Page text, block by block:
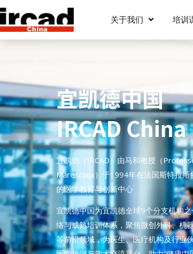
关于我们 培训
宜凯德中国
IRCAD China
宜凯德（IRCAD）由马和教授（
Marescaux）于1994年在法国斯特拉斯
的医学教育与创新中心
宜凯德中国为宜凯德全球9个分支机构
络与成熟培训体系，聚焦微创外科、机
等前沿领域，为医生、医疗机构及行业